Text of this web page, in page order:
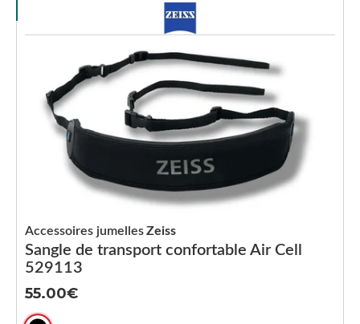
Sangle de transport confortable Air Cell
529113
Accessoires jumellesZeiss
55.00